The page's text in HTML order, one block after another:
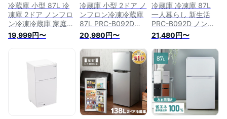
冷蔵庫 小型 87L 冷
凍庫 2ドア ノンフロ
ン冷凍冷蔵庫 家庭用
サブ冷蔵庫 サブ冷凍
庫 2台目 冷蔵庫 小型
ンプル 省エネ 両開
き おしゃれ 新生活
19,999円〜
冷蔵庫 小型 2ドア ノ
ンフロン冷凍冷蔵庫
87L PRC-B092D送
料無料 ひとり暮らし
冷凍庫 ミニ冷蔵庫
小型冷蔵庫 冷凍冷蔵
庫 2ドア冷蔵庫 おし
ゃれ 静音 コンパク
ト スリム ミニ 左開
き 右開き 一人暮ら
し 二人暮らし かわ
いい【TNAG】【X】
20,980円〜
冷蔵庫 冷凍庫 87L
一人暮らし 新生活
PRC-B092D ノンフ
ロン冷凍冷蔵庫 87L
冷蔵庫 2ドア 87L 小
型 コンパクト パー
ソナル 右開き 左開
き シンプル 一人暮
らし 1人暮らし ホワ
イト ブラック シル
バー ダークウッド
21,480円〜